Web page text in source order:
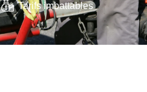
Tarifs imbattables